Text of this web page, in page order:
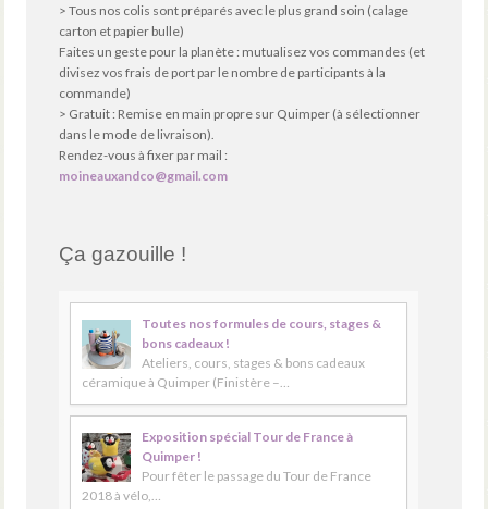
> Tous nos colis sont préparés avec le plus grand soin (calage
carton et papier bulle)
Faites un geste pour la planète : mutualisez vos commandes (et
divisez vos frais de port par le nombre de participants à la
commande)
> Gratuit : Remise en main propre sur Quimper (à sélectionner
dans le mode de livraison).
Rendez-vous à fixer par mail :
moineauxandco@gmail.com
Ça gazouille !
Toutes nos formules de cours, stages &
bons cadeaux !
Ateliers, cours, stages & bons cadeaux
céramique à Quimper (Finistère –…
Exposition spécial Tour de France à
Quimper !
Pour fêter le passage du Tour de France
2018 à vélo,…